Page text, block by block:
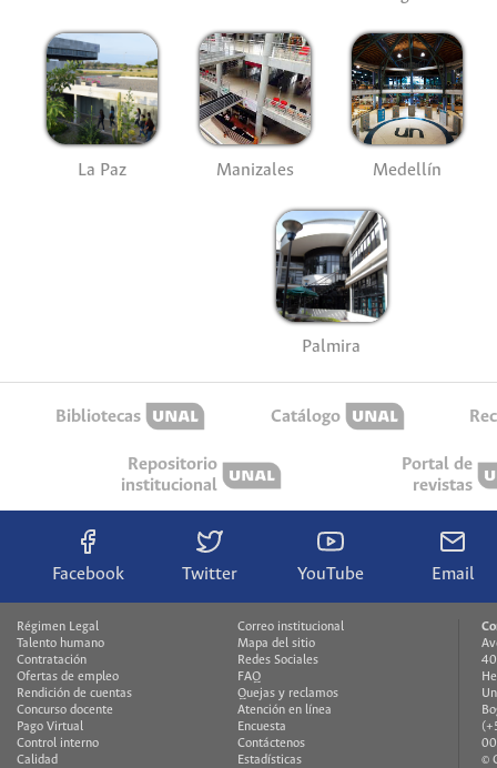
La Paz Manizales Medellín
Palmira
Bibliotecas Catálogo
Repositorio
institucional
Portal de
revistas
Facebook Twitter YouTube Email
Régimen Legal
Talento humano
Contratación
Ofertas de empleo
Rendición de cuentas
Concurso docente
Pago Virtual
Control interno
Calidad
Correo institucional
Mapa del sitio
Redes Sociales
FAQ
Quejas y reclamos
Atención en línea
Encuesta
Contáctenos
Estadísticas
©